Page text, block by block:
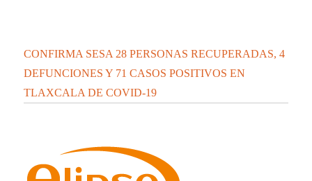
CONFIRMA SESA 28 PERSONAS RECUPERADAS, 4
DEFUNCIONES Y 71 CASOS POSITIVOS EN
TLAXCALA DE COVID-19